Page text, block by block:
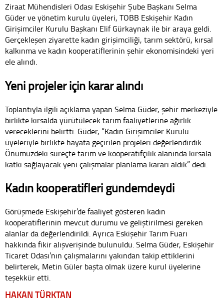
Ziraat Mühendisleri Odası Eskişehir Şube Başkanı Selma
Güder ve yönetim kurulu üyeleri, TOBB Eskişehir Kadın
Girişimciler Kurulu Başkanı Elif Gürkaynak ile bir araya geldi.
Gerçekleşen ziyarette kadın girişimciliği, tarım sektörü, kırsal
kalkınma ve kadın kooperatiflerinin şehir ekonomisindeki yeri
ele alındı.
Yeni projeler için karar alındı
Toplantıyla ilgili açıklama yapan Selma Güder, şehir merkeziyle
birlikte kırsalda yürütülecek tarım faaliyetlerine ağırlık
vereceklerini belirtti. Güder, “Kadın Girişimciler Kurulu
üyeleriyle birlikte hayata geçirilen projeleri değerlendirdik.
Önümüzdeki süreçte tarım ve kooperatifçilik alanında kırsala
katkı sağlayacak yeni çalışmalar planlama kararı aldık” dedi.
Kadın kooperatifleri gündemdeydi
Görüşmede Eskişehir’de faaliyet gösteren kadın
kooperatiflerinin mevcut durumu ve geliştirilmesi gereken
alanlar da değerlendirildi. Ayrıca Eskişehir Tarım Fuarı
hakkında fikir alışverişinde bulunuldu. Selma Güder, Eskişehir
Ticaret Odası’nın çalışmalarını yakından takip ettiklerini
belirterek, Metin Güler başta olmak üzere kurul üyelerine
teşekkür etti.
HAKAN TÜRKTAN